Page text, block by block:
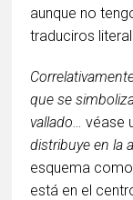
aunque no
traduciros
que se
vallado… véase
distribuye en la
esquema
está en el